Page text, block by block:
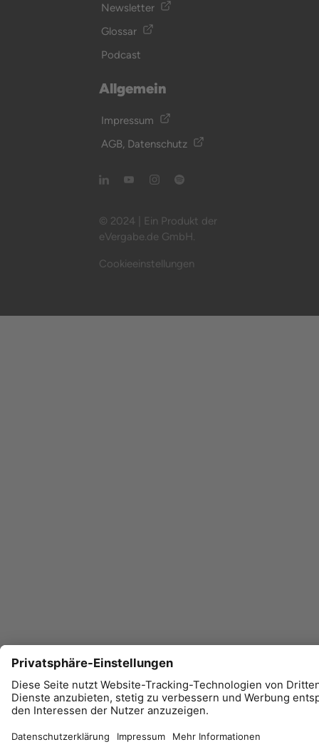
Newsletter
Glossar
Podcast
Allgemein
Impressum
AGB, Datenschutz
© 2024 | Ein Produkt der
eVergabe.de GmbH.
Cookieeinstellungen